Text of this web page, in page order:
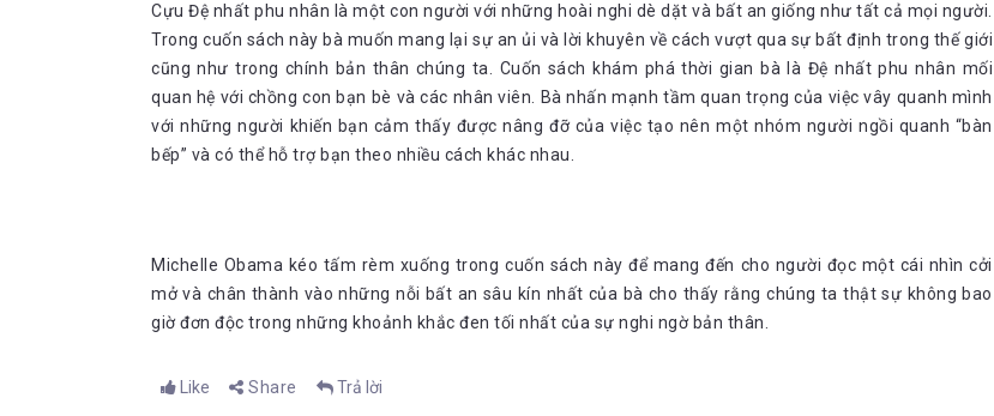
Cựu Đệ nhất phu nhân là một con người với những hoài nghi dè dặt và bất an giống như tất cả mọi người.
Trong cuốn sách này bà muốn mang lại sự an ủi và lời khuyên về cách vượt qua sự bất định trong thế giới
cũng như trong chính bản thân chúng ta. Cuốn sách khám phá thời gian bà là Đệ nhất phu nhân mối
quan hệ với chồng con bạn bè và các nhân viên. Bà nhấn mạnh tầm quan trọng của việc vây quanh mình
với những người khiến bạn cảm thấy được nâng đỡ của việc tạo nên một nhóm người ngồi quanh “bàn
bếp” và có thể hỗ trợ bạn theo nhiều cách khác nhau.
Michelle Obama kéo tấm rèm xuống trong cuốn sách này để mang đến cho người đọc một cái nhìn cởi
mở và chân thành vào những nỗi bất an sâu kín nhất của bà cho thấy rằng chúng ta thật sự không bao
giờ đơn độc trong những khoảnh khắc đen tối nhất của sự nghi ngờ bản thân.
Like Share Trả lời